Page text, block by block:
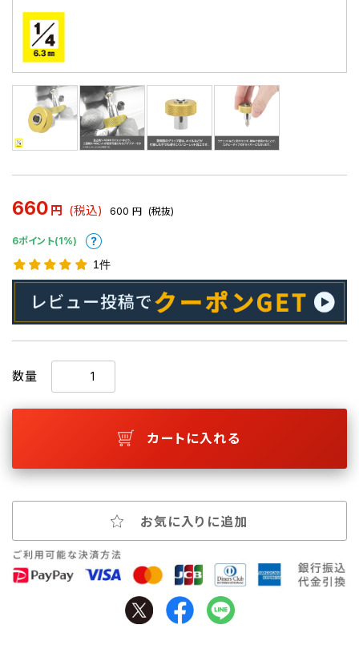
660 円 (税込) 600 円 (税抜)
6ポイント(1%)
1件
数量
カートに入れる
お気に入りに追加